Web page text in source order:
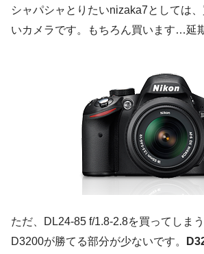
シャパシャとりたいnizaka7としては
いカメラです。もちろん買います…延
ただ、DL24-85 f/1.8-2.8を買ってしま
D3200が勝てる部分が少ないです。